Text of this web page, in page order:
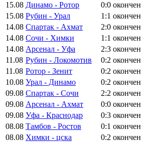
15.08 Динамо - Ротор 0:0 окончен
15.08 Рубин - Урал 1:1 окончен
14.08 Спартак - Ахмат 2:0 окончен
14.08 Сочи - Химки 1:1 окончен
14.08 Арсенал - Уфа 2:3 окончен
11.08 Рубин - Локомотив 0:2 окончен
11.08 Ротор - Зенит 0:2 окончен
10.08 Урал - Динамо 0:2 окончен
09.08 Спартак - Сочи 2:2 окончен
09.08 Арсенал - Ахмат 0:0 окончен
09.08 Уфа - Краснодар 0:3 окончен
08.08 Тамбов - Ростов 0:1 окончен
08.08 Химки - цска 0:2 окончен